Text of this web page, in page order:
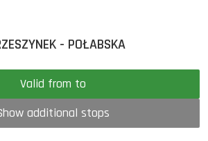
- POŁABSKA
Valid from to
additional stops